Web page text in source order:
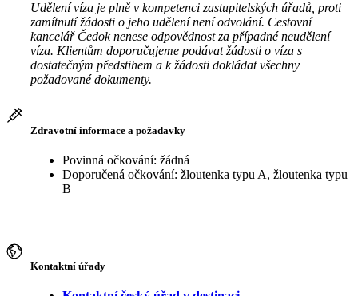
Udělení víza je plně v kompetenci zastupitelských úřadů, proti
zamítnutí žádosti o jeho udělení není odvolání. Cestovní
kancelář Čedok nenese odpovědnost za případné neudělení
víza. Klientům doporučujeme podávat žádosti o víza s
dostatečným předstihem a k žádosti dokládat všechny
požadované dokumenty.
Zdravotní informace a požadavky
Povinná očkování: žádná
Doporučená očkování: žloutenka typu A, žloutenka typu
B
Kontaktní úřady